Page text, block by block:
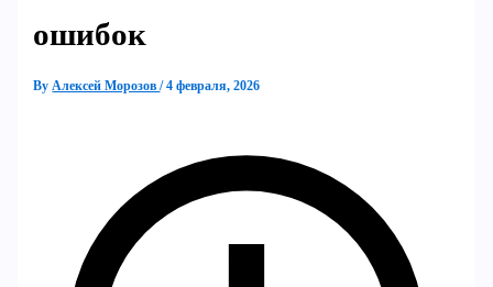
ошибок
ByАлексей Морозов/4 февраля, 2026